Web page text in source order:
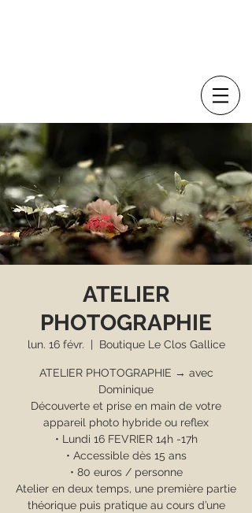
ATELIER
PHOTOGRAPHIE
lun. 16 févr. Boutique Le Clos Gallice
ATELIER PHOTOGRAPHIE → avec
Dominique
Découverte et prise en main de votre
appareil photo hybride ou reflex
• Lundi 16 FEVRIER 14h -17h
• Accessible dès 15 ans
• 80 euros / personne
Atelier en deux temps, une première partie
théorique puis pratique au cours d’une